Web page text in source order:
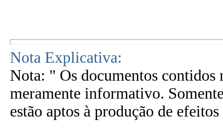
Nota Explicativa:
Nota: " Os documentos contidos
meramente informativo.
estão aptos à produção de